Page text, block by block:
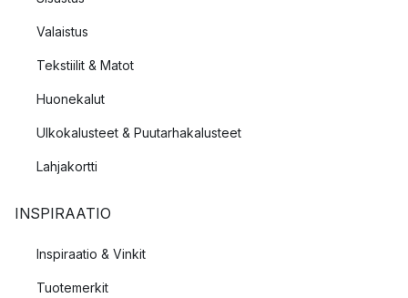
Valaistus
Tekstiilit & Matot
Huonekalut
Ulkokalusteet & Puutarhakalusteet
Lahjakortti
INSPIRAATIO
Inspiraatio & Vinkit
Tuotemerkit